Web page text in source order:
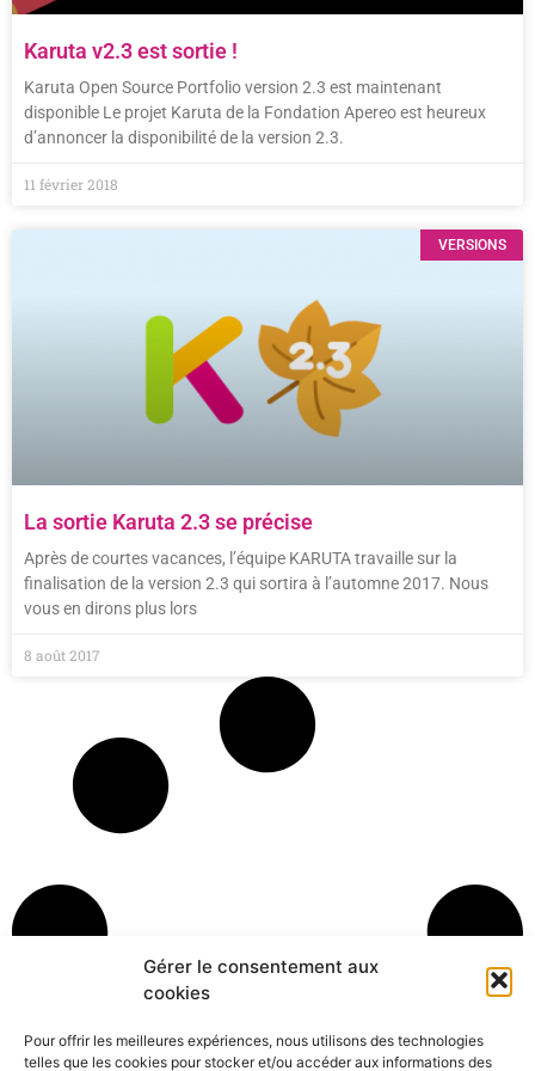
Gérer le consentement aux
cookies
Pour offrir les meilleures expériences, nous utilisons des technologies
telles que les cookies pour stocker et/ou accéder aux informations des
Karuta v2.3 est sortie !
Karuta Open Source Portfolio version 2.3 est maintenant
disponible Le projet Karuta de la Fondation Apereo est heureux
d’annoncer la disponibilité de la version 2.3.
11 février 2018
VERSIONS
La sortie Karuta 2.3 se précise
Après de courtes vacances, l’équipe KARUTA travaille sur la
finalisation de la version 2.3 qui sortira à l’automne 2017. Nous
vous en dirons plus lors
8 août 2017